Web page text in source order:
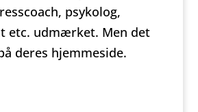
psykolog,
etc. udmærket. Men det
deres hjemmeside.